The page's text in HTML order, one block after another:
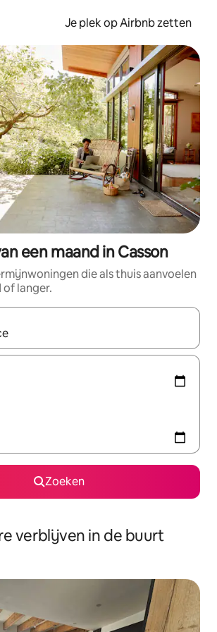
Je plek op Airbnb zetten
een maand in Casson
die als thuis aanvoelen
of langer.
beschikbaar zijn, maak je een keuze
Zoeken
verblijven in de buurt